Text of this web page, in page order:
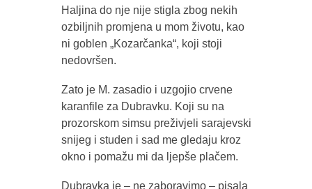
Haljina do nje nije stigla zbog nekih
ozbiljnih promjena u mom životu, kao
ni goblen „Kozarčanka“, koji stoji
nedovršen.
Zato je M. zasadio i uzgojio crvene
karanfile za Dubravku. Koji su na
prozorskom simsu preživjeli sarajevski
snijeg i studen i sad me gledaju kroz
okno i pomažu mi da ljepše plačem.
Dubravka je – ne zaboravimo – pisala